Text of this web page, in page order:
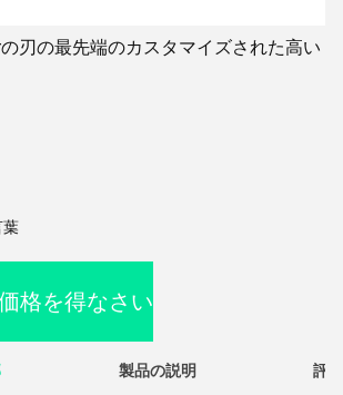
刃の最先端のカスタマイズされた高い
葉
格を得なさい
製品の説明 評